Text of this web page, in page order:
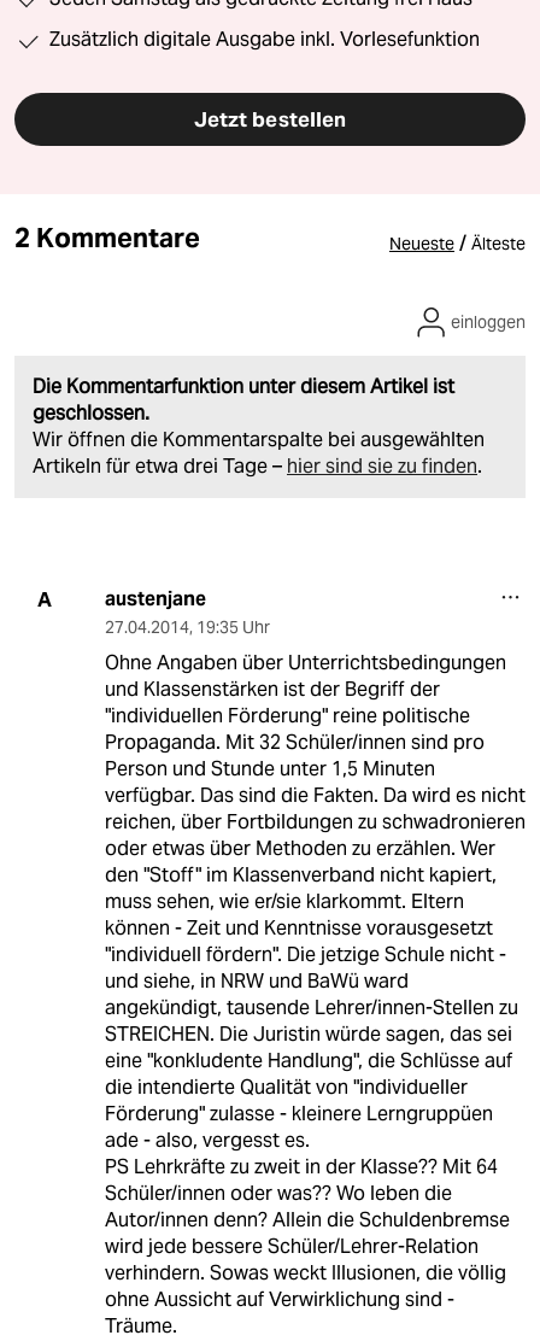
Zusätzlich digitale Ausgabe inkl. Vorlesefunktion
Jetzt bestellen
2 Kommentare Neueste / Älteste
Die Kommentarfunktion unter diesem Artikel ist
geschlossen.
Wir öffnen die Kommentarspalte bei ausgewählten
Artikeln für etwa drei Tage – hier sind sie zu finden.
einloggen
A austenjane
27.04.2014, 19:35 Uhr
Ohne Angaben über Unterrichtsbedingungen
und Klassenstärken ist der Begriff der
"individuellen Förderung" reine politische
Propaganda. Mit 32 Schüler/innen sind pro
Person und Stunde unter 1,5 Minuten
verfügbar. Das sind die Fakten. Da wird es nicht
reichen, über Fortbildungen zu schwadronieren
oder etwas über Methoden zu erzählen. Wer
den "Stoff" im Klassenverband nicht kapiert,
muss sehen, wie er/sie klarkommt. Eltern
können - Zeit und Kenntnisse vorausgesetzt
"individuell fördern". Die jetzige Schule nicht -
und siehe, in NRW und BaWü ward
angekündigt, tausende Lehrer/innen-Stellen zu
STREICHEN. Die Juristin würde sagen, das sei
eine "konkludente Handlung", die Schlüsse auf
die intendierte Qualität von "individueller
Förderung" zulasse - kleinere Lerngruppüen
ade - also, vergesst es.
PS Lehrkräfte zu zweit in der Klasse?? Mit 64
Schüler/innen oder was?? Wo leben die
Autor/innen denn? Allein die Schuldenbremse
wird jede bessere Schüler/Lehrer-Relation
verhindern. Sowas weckt Illusionen, die völlig
ohne Aussicht auf Verwirklichung sind -
Träume.